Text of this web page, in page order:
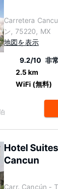
Carretera
ン, 75220, MX
地図を表示
9.2/10 非
2.5 km
WiFi (無料)
Hotel
Cancun
Carr. Cancún -